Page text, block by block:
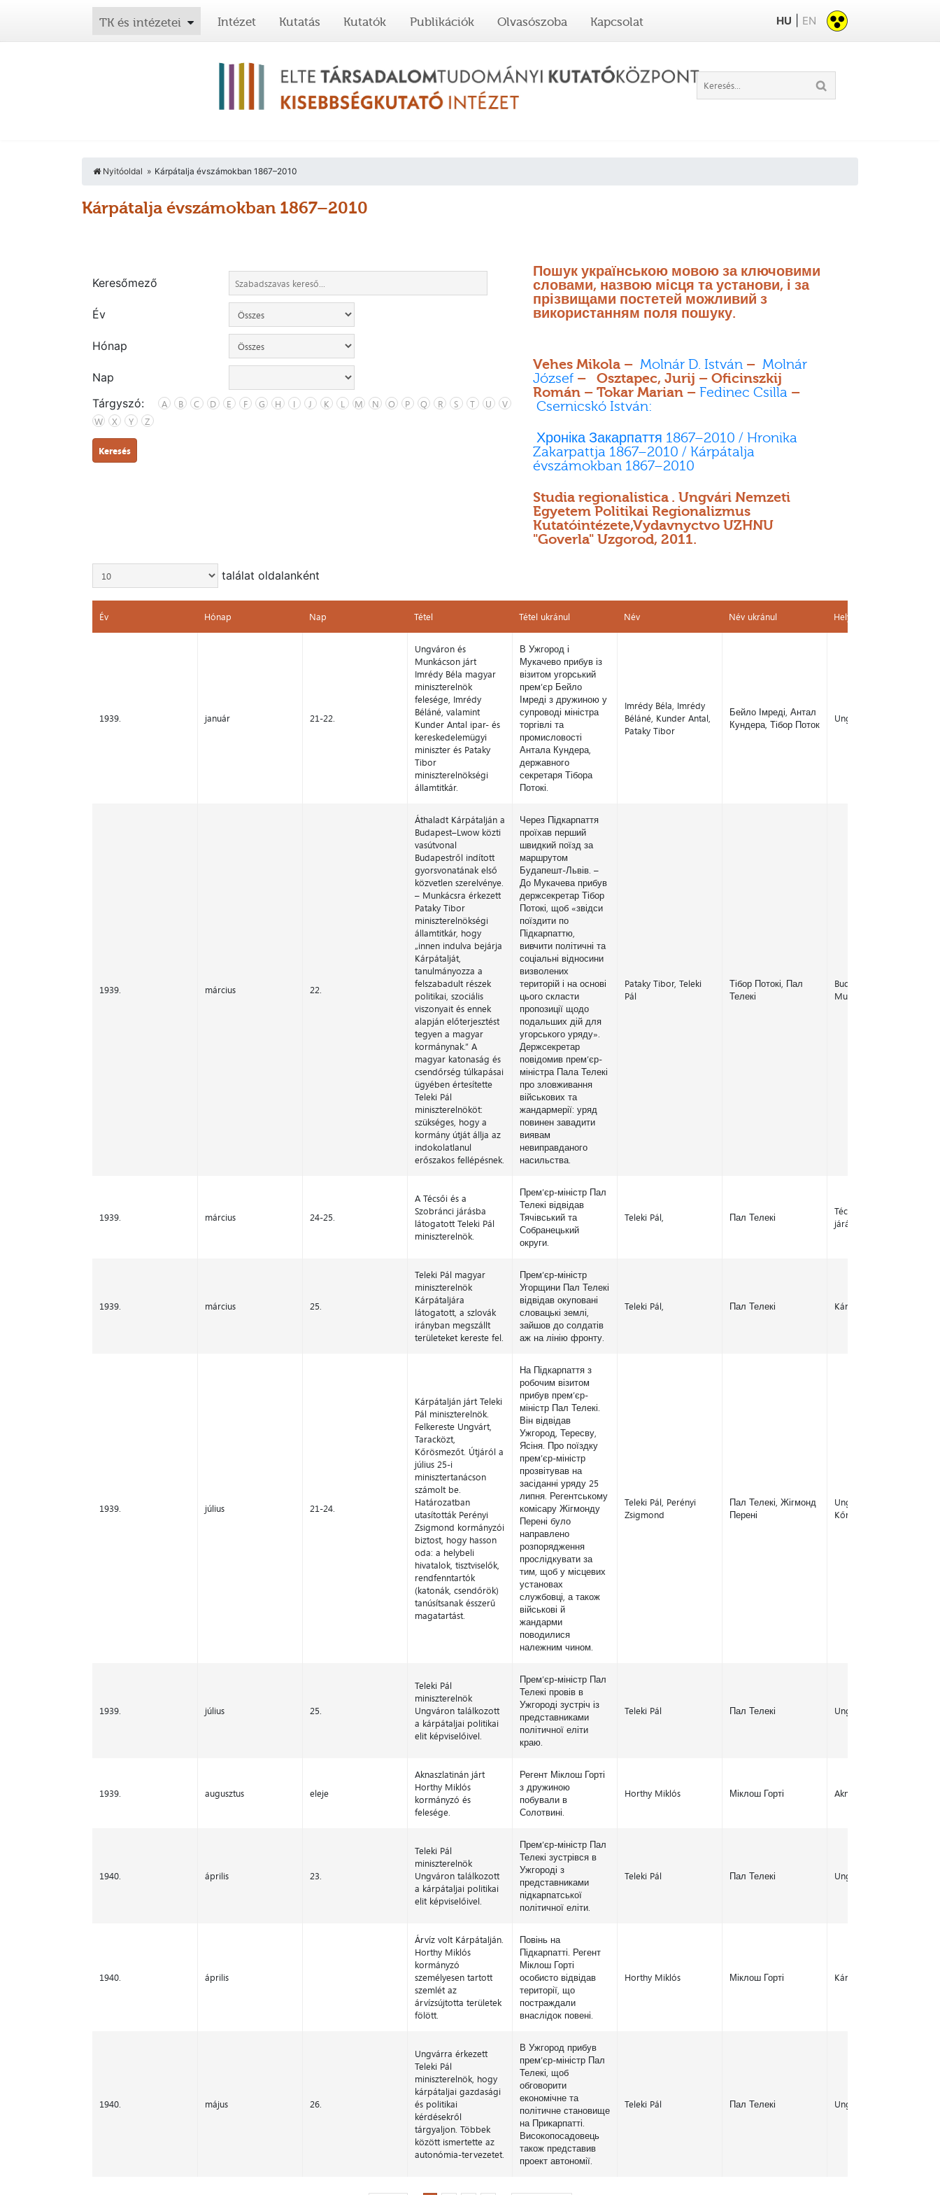
TK és intézetei Intézet Kutatás Kutatók Publikációk Olvasószoba Kapcsolat HU EN
Nyitóoldal Kárpátalja évszámokban 1867–2010
Kárpátalja évszámokban 1867–2010
Keresőmező
Év
Hónap
Nap
Tárgyszó:
A B C D E F G H I J K L M N O P Q R S T U
V
W
X Y Z
Keresés
Пошук українською мовою за ключовими
словами, назвою місця та установи, і за
прізвищами постетей можливий з
використанням поля пошуку.
Vehes Mikola – Molnár D. István – Molnár
József – Osztapec, Jurij – Oficinszkij
Román – Tokar Marian – Fedinec Csilla –
Csernicskó István:
Хроніка Закарпаття 1867–2010 / Hronika
Zakarpattja 1867–2010 / Kárpátalja
évszámokban 1867–2010
Studia regionalistica . Ungvári Nemzeti
Egyetem Politikai Regionalizmus
Kutatóintézete,Vydavnyctvo UZHNU
"Goverla" Uzgorod, 2011.
találat oldalanként
Év Hónap Nap Tétel Tétel ukránul Név Név ukránul Helyszín
Év
Hónap Nap Tétel Tétel ukránul Név Név ukránul Helyszín
1939. január 21-22.
Ungváron és
Munkácson járt
Imrédy Béla magyar
miniszterelnök
felesége, Imrédy
Béláné, valamint
Kunder Antal ipar- és
kereskedelemügyi
miniszter és Pataky
Tibor
miniszterelnökségi
államtitkár.
В Ужгород і
Мукачево прибув із
візитом угорський
прем’єр Бейло
Імреді з дружиною у
супроводі міністра
торгівлі та
промисловості
Антала Кундера,
державного
секретаря Тібора
Потокі.
Imrédy Béla, Imrédy
Béláné, Kunder Antal,
Pataky Tibor
Бейло Імреді, Антал
Кундера, Тібор Поток
Ungvár, Munkács
1939. március 22.
Áthaladt Kárpátalján a
Budapest–Lwow közti
vasútvonal
Budapestről indított
gyorsvonatának első
közvetlen szerelvénye.
– Munkácsra érkezett
Pataky Tibor
miniszterelnökségi
államtitkár, hogy
„innen indulva bejárja
Kárpátalját,
tanulmányozza a
felszabadult részek
politikai, szociális
viszonyait és ennek
alapján előterjesztést
tegyen a magyar
kormánynak.” A
magyar katonaság és
csendőrség túlkapásai
ügyében értesítette
Teleki Pál
miniszterelnököt:
szükséges, hogy a
kormány útját állja az
indokolatlanul
erőszakos fellépésnek.
Через Підкарпаття
проїхав перший
швидкий поїзд за
маршрутом
Будапешт-Львів. –
До Мукачева прибув
держсекретар Тібор
Потокі, щоб «звідси
поїздити по
Підкарпаттю,
вивчити політичні та
соціальні відносини
визволених
територій і на основі
цього скласти
пропозиції щодо
подальших дій для
угорського уряду».
Держсекретар
повідомив прем’єр-
міністра Пала Телекі
про зловживання
військових та
жандармерії: уряд
повинен завадити
виявам
невиправданого
насильства.
Pataky Tibor, Teleki
Pál
Тібор Потокі, Пал
Телекі
Budapest, Lwow,
Munkács
1939. március 24-25.
A Técsői és a
Szobránci járásba
látogatott Teleki Pál
miniszterelnök.
Прем’єр-міністр Пал
Телекі відвідав
Тячівський та
Собранецький
округи.
Teleki Pál, Пал Телекі
Técsői járás, Szobránci
járás
1939. március 25.
Teleki Pál magyar
miniszterelnök
Kárpátaljára
látogatott, a szlovák
irányban megszállt
területeket kereste fel.
Прем’єр-міністр
Угорщини Пал Телекі
відвідав окуповані
словацькі землі,
зайшов до солдатів
аж на лінію фронту.
Teleki Pál, Пал Телекі Kárpátalja
1939. július 21-24.
Kárpátalján járt Teleki
Pál miniszterelnök.
Felkereste Ungvárt,
Taracközt,
Kőrösmezőt. Útjáról a
július 25-i
minisztertanácson
számolt be.
Határozatban
utasították Perényi
Zsigmond kormányzói
biztost, hogy hasson
oda: a helybeli
hivatalok, tisztviselők,
rendfenntartók
(katonák, csendőrök)
tanúsítsanak ésszerű
magatartást.
На Підкарпаття з
робочим візитом
прибув прем’єр-
міністр Пал Телекі.
Він відвідав
Ужгород, Тересву,
Ясіня. Про поїздку
прем’єр-міністр
прозвітував на
засіданні уряду 25
липня. Регентському
комісару Жігмонду
Перені було
направлено
розпорядження
прослідкувати за
тим, щоб у місцевих
установах
службовці, а також
військові й
жандарми
поводилися
належним чином.
Teleki Pál, Perényi
Zsigmond
Пал Телекі, Жігмонд
Перені
Ungvár, Taracköz,
Kőrösmező
1939. július 25.
Teleki Pál
miniszterelnök
Ungváron találkozott
a kárpátaljai politikai
elit képviselőivel.
Прем’єр-міністр Пал
Телекі провів в
Ужгороді зустріч із
представниками
політичної еліти
краю.
Teleki Pál Пал Телекі Ungvár
1939. augusztus eleje
Aknaszlatinán járt
Horthy Miklós
kormányzó és
felesége.
Регент Міклош Горті
з дружиною
побували в
Солотвині.
Horthy Miklós Міклош Горті Aknaszlatina
1940. április 23.
Teleki Pál
miniszterelnök
Ungváron találkozott
a kárpátaljai politikai
elit képviselőivel.
Прем’єр-міністр Пал
Телекі зустрівся в
Ужгороді з
представниками
підкарпатської
політичної еліти.
Teleki Pál Пал Телекі Ungvár
1940. április
Árvíz volt Kárpátalján.
Horthy Miklós
kormányzó
személyesen tartott
szemlét az
árvízsújtotta területek
fölött.
Повінь на
Підкарпатті. Регент
Міклош Горті
особисто відвідав
території, що
постраждали
внаслідок повені.
Horthy Miklós Міклош Горті Kárpátalja
1940. május 26.
Ungvárra érkezett
Teleki Pál
miniszterelnök, hogy
kárpátaljai gazdasági
és politikai
kérdésekről
tárgyaljon. Többek
között ismertette az
autonómia-tervezetet.
В Ужгород прибув
прем’єр-міністр Пал
Телекі, щоб
обговорити
економічне та
політичне становище
на Прикарпатті.
Високопосадовець
також представив
проект автономії.
Teleki Pál Пал Телекі Ungvár